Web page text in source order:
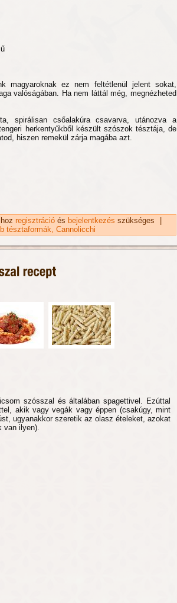
magyaroknak ez nem feltétlenül jelent sokat,
valóságában. Ha nem láttál még, megnézheted
spirálisan csőalakúra csavarva, utánozva a
herkentyűkből készült szószok tésztája, de
hiszen remekül zárja magába azt.
tartalommal kapcsolatosan
regisztráció és bejelentkezés szükséges
tésztaformák Cannolicchi
szósszal és általában spagettivel. Ezúttal
akik vagy vegák vagy éppen (csakúgy, mint
ugyanakkor szeretik az olasz ételeket, azokat
van ilyen).